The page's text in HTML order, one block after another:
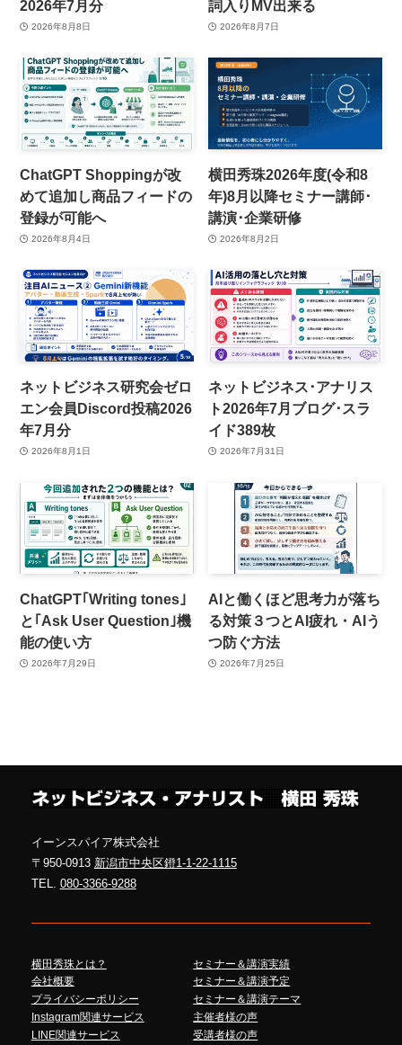
2026年7月分
2026年8月8日
詞入りMV出来る
2026年8月7日
ChatGPT Shoppingが改
めて追加し商品フィードの
登録が可能へ
2026年8月4日
横田秀珠2026年度(令和8
年)8月以降セミナー講師･
講演･企業研修
2026年8月2日
ネットビジネス研究会ゼロ
エン会員Discord投稿2026
年7月分
2026年8月1日
ネットビジネス･アナリス
ト2026年7月ブログ･スラ
イド389枚
2026年7月31日
ChatGPT｢Writing tones｣
と｢Ask User Question｣機
能の使い方
2026年7月29日
AIと働くほど思考力が落ち
る対策３つとAI疲れ・AIう
つ防ぐ方法
2026年7月25日
イーンスパイア株式会社
〒950-0913 新潟市中央区鐙1-1-22-1115
TEL. 080-3366-9288
横田秀珠とは？
会社概要
プライバシーポリシー
Instagram関連サービス
LINE関連サービス
セミナー＆講演実績
セミナー＆講演予定
セミナー＆講演テーマ
主催者様の声
受講者様の声